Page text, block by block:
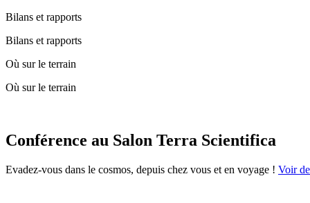
Bilans et rapports
Bilans et rapports
Où sur le terrain
Où sur le terrain
Conférence au Salon Terra Scientifica
Evadez-vous dans le cosmos, depuis chez vous et en voyage ! Voir